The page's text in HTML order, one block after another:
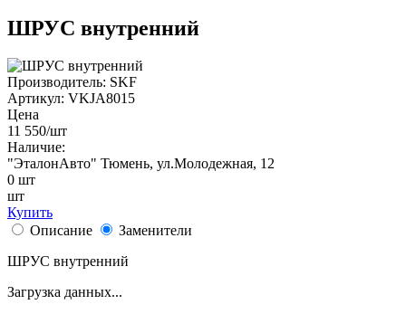
ШРУС внутренний
Производитель: SKF
Артикул: VKJA8015
Цена
11 550/шт
Наличие:
"ЭталонАвто" Тюмень, ул.Молодежная, 12
0 шт
шт
Купить
Описание
Заменители
ШРУС внутренний
Загрузка данных...